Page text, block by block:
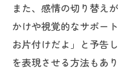
また、感情の切り替え
かけや視覚的なサポー
お片付けだよ」と予告
を表現させる方法もあ